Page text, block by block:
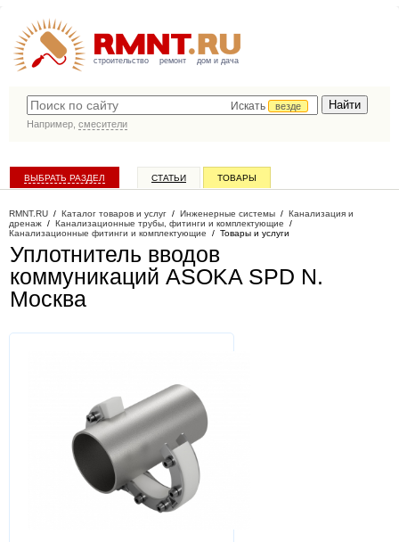
строительство ремонт дом и дача
Искать
везде
Например, смесители
ВЫБРАТЬ РАЗДЕЛ СТАТЬИ ТОВАРЫ
RMNT.RU / Каталог товаров и услуг / Инженерные системы / Канализация и
дренаж / Канализационные трубы, фитинги и комплектующие /
Канализационные фитинги и комплектующие / Товары и услуги
Уплотнитель вводов
коммуникаций ASOKA SPD N.
Москва